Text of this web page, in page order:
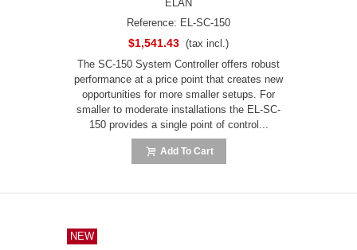
ELAN
Reference: EL-SC-150
$1,541.43 (tax incl.)
The SC-150 System Controller offers robust
performance at a price point that creates new
opportunities for more smaller setups. For
smaller to moderate installations the EL-SC-
150 provides a single point of control...
Add To Cart
NEW